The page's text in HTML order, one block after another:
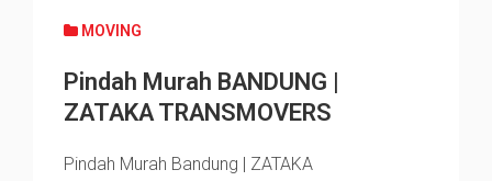
MOVING
Pindah Murah BANDUNG |
ZATAKA TRANSMOVERS
Pindah Murah Bandung | ZATAKA